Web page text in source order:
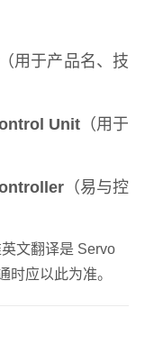
用于产品名、技
Unit （用于
（易与控
文翻译是 Servo
时应以此为准。